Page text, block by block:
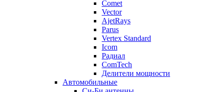
Comet
Vector
AjetRays
Parus
Vertex Standard
Icom
Радиал
ComTech
Делители мощности
Автомобильные